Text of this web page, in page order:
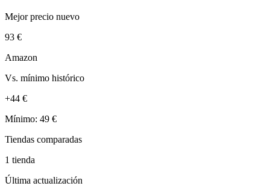
Mejor precio nuevo
93 €
Amazon
Vs. mínimo histórico
+44 €
Mínimo: 49 €
Tiendas comparadas
1 tienda
Última actualización